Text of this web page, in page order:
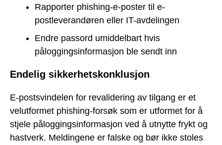
Rapporter phishing-e-poster til e-
postleverandøren eller IT-avdelingen
Endre passord umiddelbart hvis
påloggingsinformasjon ble sendt inn
Endelig sikkerhetskonklusjon
E-postsvindelen for revalidering av tilgang er et
velutformet phishing-forsøk som er utformet for å
stjele påloggingsinformasjon ved å utnytte frykt og
hastverk. Meldingene er falske og bør ikke stoles